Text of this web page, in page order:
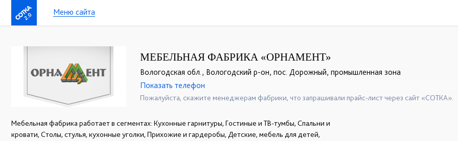
2.0 Меню сайта
МЕБЕЛЬНАЯ ФАБРИКА «ОРНАМЕНТ»
Вологодская обл., Вологодский р-он, пос. Дорожный, промышленная зона
☎+7 (8172) 55-34-22
Показать телефон
Пожалуйста, скажите менеджерам фабрики, что запрашивали прайс-лист через сайт «СОТКА».
Мебельная фабрика работает в сегментах: Кухонные гарнитуры, Гостиные и ТВ-тумбы, Спальни и
кровати, Столы, стулья, кухонные уголки, Прихожие и гардеробы, Детские, мебель для детей,